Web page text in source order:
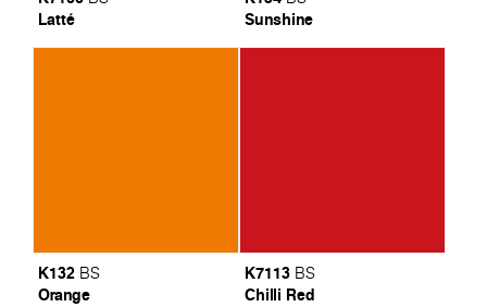
Latté Sunshine
K132 BS
Orange
K7113 BS
Chilli Red